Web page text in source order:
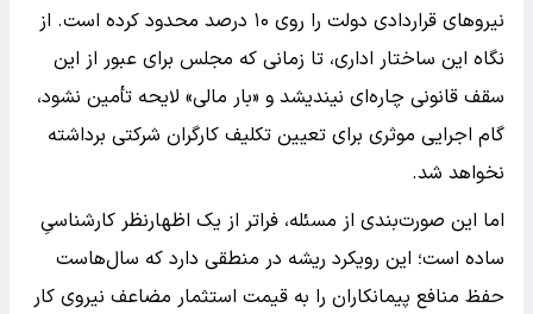
نیروهای قراردادی دولت را روی ۱۰ درصد محدود کرده است. از
نگاه این ساختار اداری، تا زمانی که مجلس برای عبور از این
سقف قانونی چاره‌ای نیندیشد و «بار مالی» لایحه تأمین نشود،
گام اجرایی موثری برای تعیین تکلیف کارگران شرکتی برداشته
نخواهد شد.
اما این صورت‌بندی از مسئله، فراتر از یک اظهارنظر کارشناسیِ
ساده است؛ این رویکرد ریشه در منطقی دارد که سال‌هاست
حفظ منافع پیمانکاران را به قیمت استثمار مضاعف نیروی کار